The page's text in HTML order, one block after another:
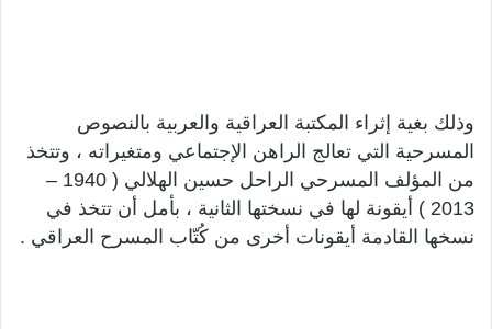
وذلك بغية إثراء المكتبة العراقية والعربية بالنصوص
المسرحية التي تعالج الراهن الإجتماعي ومتغيراته ، وتتخذ
من المؤلف المسرحي الراحل حسين الهلالي ( 1940 –
2013 ) أيقونة لها في نسختها الثانية ، بأمل أن تتخذ في
نسخها القادمة أيقونات أخرى من كُتّاب المسرح العراقي .